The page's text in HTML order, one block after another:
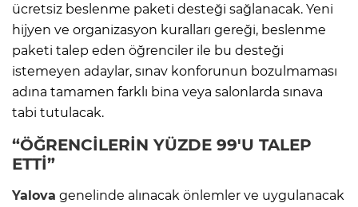
ücretsiz beslenme paketi desteği sağlanacak. Yeni
hijyen ve organizasyon kuralları gereği, beslenme
paketi talep eden öğrenciler ile bu desteği
istemeyen adaylar, sınav konforunun bozulmaması
adına tamamen farklı bina veya salonlarda sınava
tabi tutulacak.
“ÖĞRENCİLERİN YÜZDE 99'U TALEP
ETTİ”
Yalova genelinde alınacak önlemler ve uygulanacak